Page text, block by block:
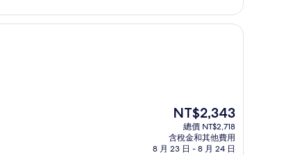
現
價
格
NT$2,343
總價 NT$2,718
含稅金和其他費用
8 月 23 日 - 8 月 24 日